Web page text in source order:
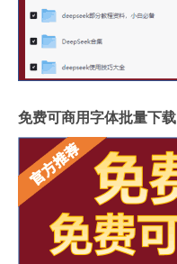
免费可商用字体批量下载